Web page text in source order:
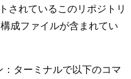
されているこのリポジトリ
成ファイルが含まれてい
ターミナルで以下のコマ